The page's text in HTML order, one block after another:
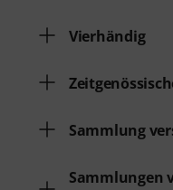
Vierhändig
Sammlung
Sammlungen